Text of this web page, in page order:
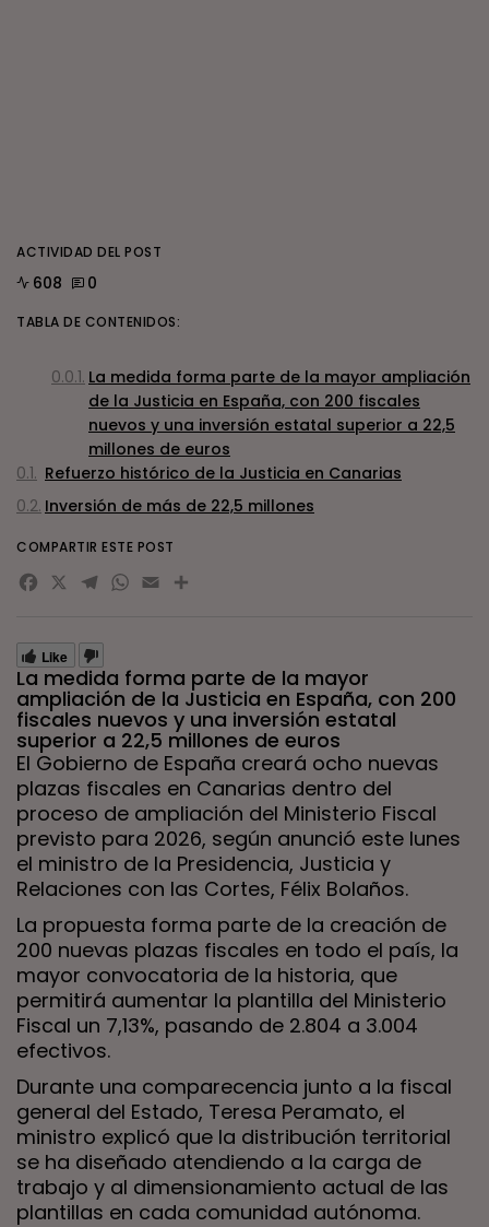
Like
La medida forma parte de la mayor
ampliación de la Justicia en España, con 200
fiscales nuevos y una inversión estatal
superior a 22,5 millones de euros
El Gobierno de España creará ocho nuevas
plazas fiscales en Canarias dentro del
proceso de ampliación del Ministerio Fiscal
previsto para 2026, según anunció este lunes
el ministro de la Presidencia, Justicia y
Relaciones con las Cortes, Félix Bolaños.
La propuesta forma parte de la creación de
200 nuevas plazas fiscales en todo el país, la
mayor convocatoria de la historia, que
permitirá aumentar la plantilla del Ministerio
Fiscal un 7,13%, pasando de 2.804 a 3.004
efectivos.
Durante una comparecencia junto a la fiscal
general del Estado, Teresa Peramato, el
ministro explicó que la distribución territorial
se ha diseñado atendiendo a la carga de
trabajo y al dimensionamiento actual de las
plantillas en cada comunidad autónoma.
ACTIVIDAD DEL POST
608 0
TABLA DE CONTENIDOS:
La medida forma parte de la mayor ampliación
de la Justicia en España, con 200 fiscales
nuevos y una inversión estatal superior a 22,5
millones de euros
Refuerzo histórico de la Justicia en Canarias
Inversión de más de 22,5 millones
COMPARTIR ESTE POST
Facebook
X Telegram
WhatsApp
EmailCompartir